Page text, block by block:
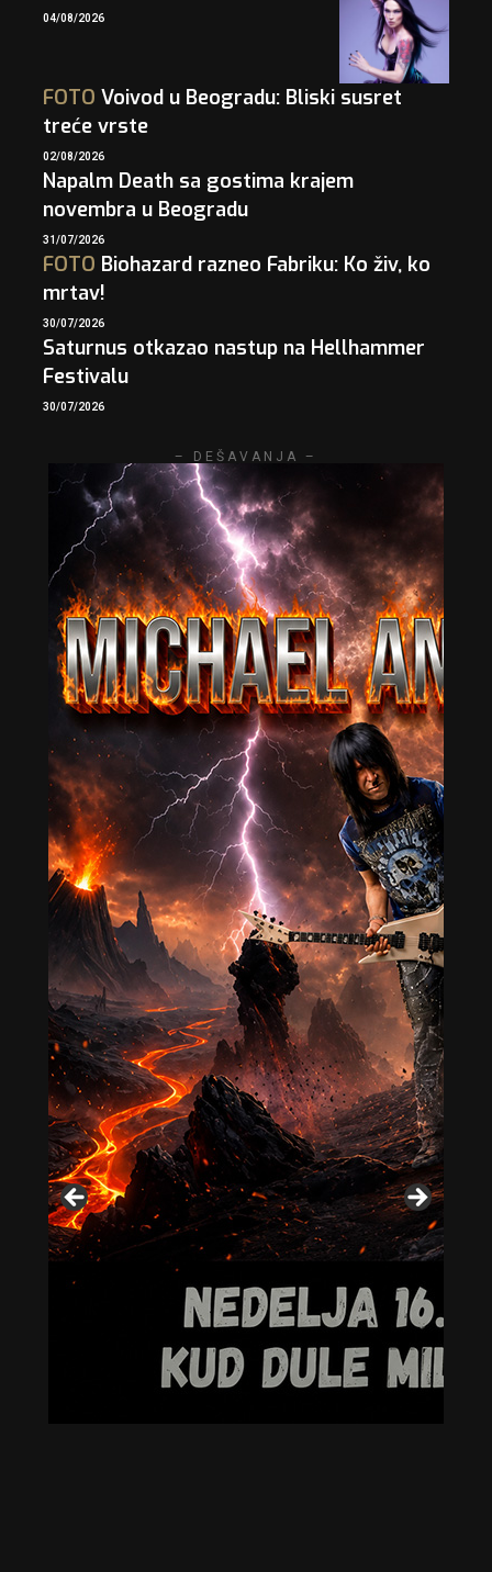
04/08/2026
FOTO Voivod u Beogradu: Bliski susret
treće vrste
02/08/2026
Napalm Death sa gostima krajem
novembra u Beogradu
31/07/2026
FOTO Biohazard razneo Fabriku: Ko živ, ko
mrtav!
30/07/2026
Saturnus otkazao nastup na Hellhammer
Festivalu
30/07/2026
– DEŠAVANJA –